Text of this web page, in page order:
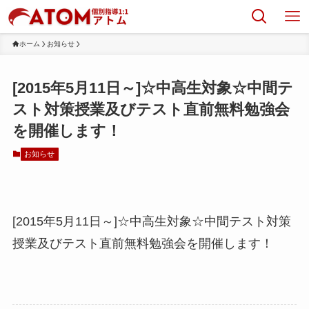
ホーム お知らせ
[2015年5月11日～]☆中高生対象☆中間テ
スト対策授業及びテスト直前無料勉強会
を開催します！
お知らせ
[2015年5月11日～]☆中高生対象☆中間テスト対策
授業及びテスト直前無料勉強会を開催します！